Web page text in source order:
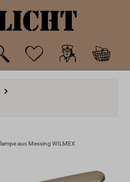
aus Messing WILMEX